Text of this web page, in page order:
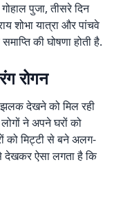
पुजा, तीसरे दिन
शोभा यात्रा और पांचवे
की घोषणा होती है.
रोगन
झलक देखने को मिल रही
ने अपने घरों को
को मिट्टी से बने अलग-
देखकर ऐसा लगता है कि